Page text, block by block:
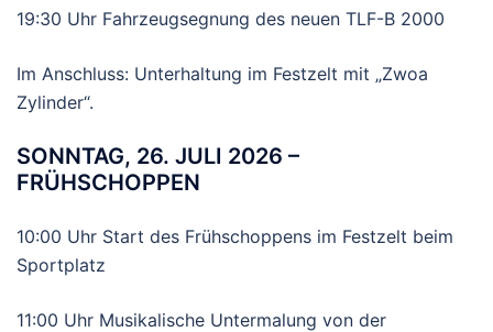
19:30 Uhr Fahrzeugsegnung des neuen TLF-B 2000
Im Anschluss: Unterhaltung im Festzelt mit „Zwoa
Zylinder“.
SONNTAG, 26. JULI 2026 –
FRÜHSCHOPPEN
10:00 Uhr Start des Frühschoppens im Festzelt beim
Sportplatz
11:00 Uhr Musikalische Untermalung von der